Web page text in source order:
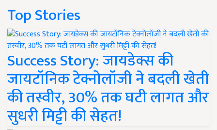
Top Stories
Success Story: जायडेक्स की
जायटॉनिक टेक्नोलॉजी ने बदली खेती
की तस्वीर, 30% तक घटी लागत और
सुधरी मिट्टी की सेहत!